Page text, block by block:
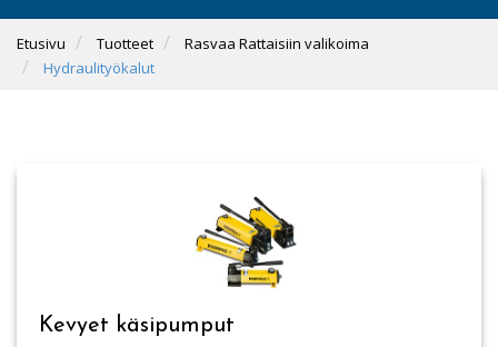
Etusivu Tuotteet
Rasvaa Rattaisiin valikoima
Hydraulityökalut
Kevyet käsipumput